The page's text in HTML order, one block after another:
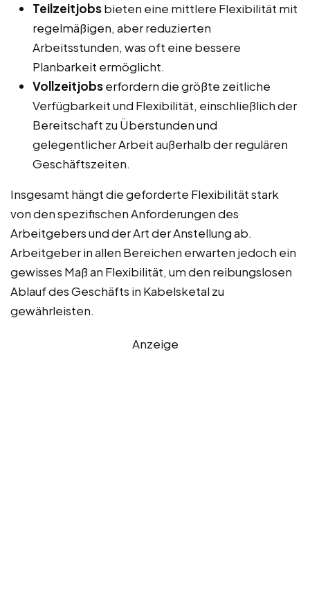
Teilzeitjobsbieten eine mittlere Flexibilität mit
regelmäßigen, aber reduzierten
Arbeitsstunden, was oft eine bessere
Planbarkeit ermöglicht.
Vollzeitjobserfordern die größte zeitliche
Verfügbarkeit und Flexibilität, einschließlich der
Bereitschaft zu Überstunden und
gelegentlicher Arbeit außerhalb der regulären
Geschäftszeiten.
Insgesamt hängt die geforderte Flexibilität stark
von den spezifischen Anforderungen des
Arbeitgebers und der Art der Anstellung ab.
Arbeitgeber in allen Bereichen erwarten jedoch ein
gewisses Maß an Flexibilität, um den reibungslosen
Ablauf des Geschäfts in Kabelsketal zu
gewährleisten.
Anzeige